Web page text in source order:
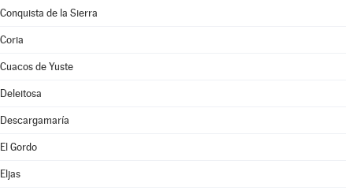
Conquista de la Sierra
Coria
Cuacos de Yuste
Deleitosa
Descargamaría
El Gordo
Eljas